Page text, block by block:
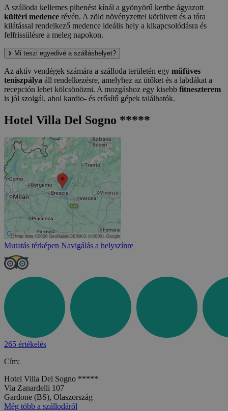
A szálloda kellemes pihenést kínál a gyönyörű kertbe ágyazott
kültéri medence révén. A zöld növényzettel körülvett és a tóra
kilátással rendelkező medence ideális hely a kikapcsolódásra és
felfrissülésre a meleg napokon.
Mi teszi egyedivé a szálláshelyet?
Az aktív vendégek számára a szálloda területén egy műfüves
teniszpálya áll rendelkezésre, amelyhez az ütőket és a labdákat a
recepción lehet kölcsönözni. A mozgáshoz egy kisebb fitneszterem
is jól szolgál, ahol kardio- és erősítő gépek találhatók.
Hotel Villa Del Sogno *****
Mutatás térképen Navigálás a helyszínre
265 értékelés
Cím:
Hotel Villa Del Sogno *****
Via Zanardelli 107
Gardone (BS), Olaszország
Még több a szállodáról